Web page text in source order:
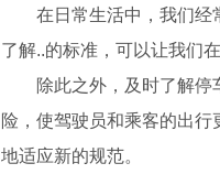
在日常生活中，我们经
了解..的标准，可以让我们
除此之外，及时了解
险，使驾驶员和乘客的出
地适应新的规范。